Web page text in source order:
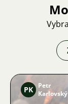
PK
Petr
Karlovský